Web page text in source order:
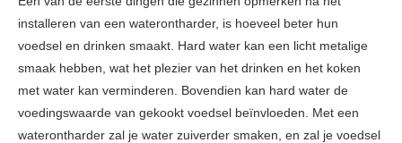
installeren van een waterontharder, is hoeveel beter hun
voedsel en drinken smaakt. Hard water kan een licht metalige
smaak hebben, wat het plezier van het drinken en het koken
met water kan verminderen. Bovendien kan hard water de
voedingswaarde van gekookt voedsel beïnvloeden. Met een
waterontharder zal je water zuiverder smaken, en zal je voedsel